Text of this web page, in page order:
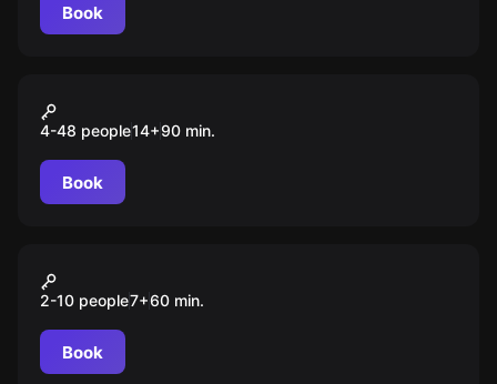
Book
Железяки
4-48 people14+90 min.
Book
Уэнсдей
2-10 people7+60 min.
Book